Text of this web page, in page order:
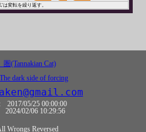
変転を繰り返す。
(Tannakian Cat)
dark side of forcing
2017/05/25 00:00:00
2024/02/06 10:29:56
Wrongs Reversed